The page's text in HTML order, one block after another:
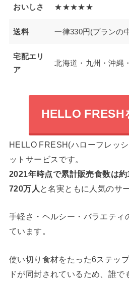
おいしさ ★★★★★
送料 一律330円(プランの
宅配エリ
ア
北海道・九州・沖縄
HELLO FRESH
HELLO FRESH(ハローフレッ
ットサービスです。
2021年時点で累計販売食数は
720万人 と名実ともに人気のサ
手軽さ・ヘルシー・バラエティ
ています。
使い切り食材をたった6ステッ
ドが同封されているため、誰で